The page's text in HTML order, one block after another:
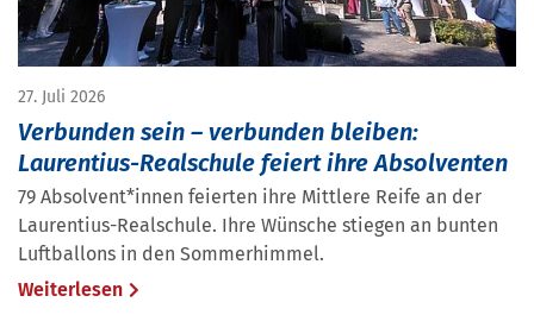
27. Juli 2026
Verbunden sein – verbunden bleiben:
Laurentius-Realschule feiert ihre Absolventen
79 Absolvent*innen feierten ihre Mittlere Reife an der
Laurentius-Realschule. Ihre Wünsche stiegen an bunten
Luftballons in den Sommerhimmel.
Weiterlesen